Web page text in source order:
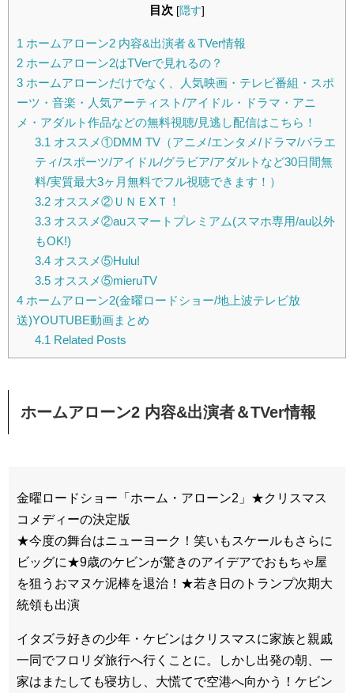
目次 [隠す]
1 ホームアローン2 内容&出演者＆TVer情報
2 ホームアローン2はTVerで見れるの？
3 ホームアローンだけでなく、人気映画・テレビ番組・スポ
ーツ・音楽・人気アーティスト/アイドル・ドラマ・アニ
メ・アダルト作品などの無料視聴/見逃し配信はこちら！
3.1 オススメ①DMM TV（アニメ/エンタメ/ドラマ/バラエ
ティ/スポーツ/アイドル/グラビア/アダルトなど30日間無
料/実質最大3ヶ月無料でフル視聴できます！）
3.2オススメ②ＵＮＥXＴ！
3.3オススメ②auスマートプレミアム(スマホ専用/au以外
もOK!)
3.4オススメ⑤Hulu!
3.5オススメ⑤mieruTV
4 ホームアローン2(金曜ロードショー/地上波テレビ放
送)YOUTUBE動画まとめ
4.1 Related Posts
ホームアローン2 内容&出演者＆TVer情報
金曜ロードショー「ホーム・アローン2」★クリスマス
コメディーの決定版
★今度の舞台はニューヨーク！笑いもスケールもさらに
ビッグに★9歳のケビンが驚きのアイデアでおもちゃ屋
を狙うおマヌケ泥棒を退治！★若き日のトランプ次期大
統領も出演
イタズラ好きの少年・ケビンはクリスマスに家族と親戚
一同でフロリダ旅行へ行くことに。しかし出発の朝、一
家はまたしても寝坊し、大慌てで空港へ向かう！ケビン